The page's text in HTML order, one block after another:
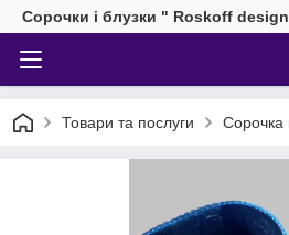
Сорочки і блузки " Roskoff
Товари та послуги Сорочка